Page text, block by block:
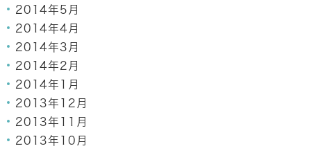
2014年5月
2014年4月
2014年3月
2014年2月
2014年1月
2013年12月
2013年11月
2013年10月